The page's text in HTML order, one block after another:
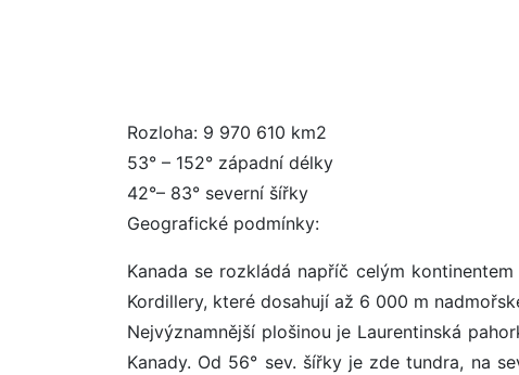
Rozloha: 9 970 610 km2
53° – 152° západní délky
42°– 83° severní šířky
Geografické podmínky:
Kanada se rozkládá napříč celým
Kordillery, které dosahují až 6 000 m
Nejvýznamnější plošinou je Laurentinská
Kanady. Od 56° sev. šířky je zde tundra, na